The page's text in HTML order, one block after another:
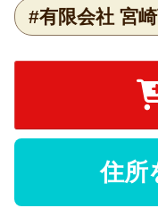
#有限会社 宮
住所